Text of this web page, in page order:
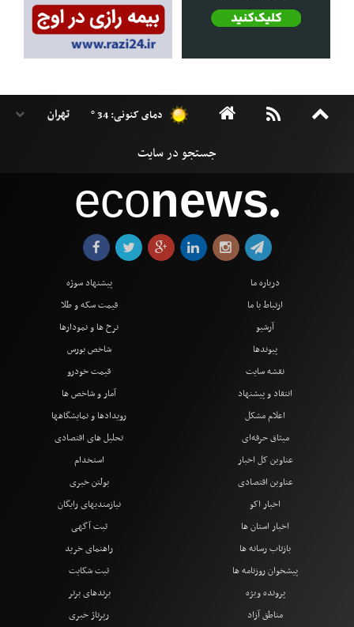
دمای کنونی: 34 °
econews●
درباره ما
ارتباط با ما
آرشیو
پیوندها
نقشه سایت
انتقاد و پیشنهاد
اعلام مشکل
میثاق حرفه‌ای
پیشنهاد سوژه
قیمت سکه و طلا
نرخ ها و نمودارها
شاخص بورس
قیمت خودرو
آمار و شاخص ها
رویدادها و نمایشگاهها
تحلیل های اقتصادی
عناوین کل اخبار
عناوین اقتصادی
اخبار اکو
اخبار استان ها
بازتاب رسانه ها
پیشخوان روزنامه ها
پرونده ویژه
مناطق آزاد
استخدام
بولتن خبری
نیازمندیهای رایگان
ثبت آگهی
راهنمای خرید
ثبت شکایت
برندهای برتر
رپرتاژ خبری